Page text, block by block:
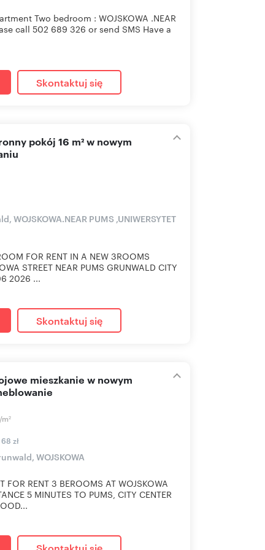
Two bedroom : WOJSKOWA .NEAR
call 502 689 326 or send SMS Have a
Skontaktuj się
WOJSKOWA.NEAR PUMS ,UNIWERSYTET
FOR RENT IN A NEW 3ROOMS
STREET NEAR PUMS GRUNWALD CITY
2026 ...
Skontaktuj się
m2
zł
WOJSKOWA
FOR RENT 3 BEROOMS AT WOJSKOWA
5 MINUTES TO PUMS, CITY CENTER